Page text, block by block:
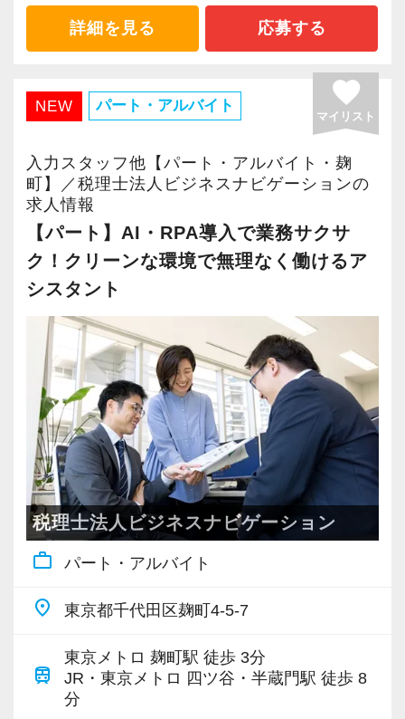
き方に応じて調整いたします。
業務内容は、記帳代行や税理士補助業務が中心
となりますが、キャリアアップのゴールとして
は財務や管理体制などのサポートなどができ、
経営者の重要なパートナーとなれる人材を想定
しています。
また、弊社代表が公認会計士でもあることか
ら、興味がある方には、税務のみならず以下の
ような多様なチャレンジの機会も提供していま
す。
務：クライアントの買収・合併プロジェクトに
おける財務面でのアドバイスやデューデリジェ
ンス業務
● 融資や資金調達などの財務コンサルティン
グ：資金調達のための戦略立案や、融資プロセ
スのサポート業務
● クライアントと共に未来を考える事業計画作
成支援業務：事業拡大や新規事業立ち上げに向
けた計画を策定し、実現に向けた伴走支援業務
● IPOを目指すクライアントへの伴走支援業務：
株式公開を目指すクライアントに対し、財務報
告の整備、ガバナンス構築のサポートなどを行
い、IPO成功に向けての伴走支援業務
これらの業務を通じて、クライアントの持続可
例ミーティングを行い、情報共有も行っていま
す）
◉ 充実の社内研修制度！
ゼロベースでは、社内研修制度を用意し、ス
キルアップを目指したい方を応援しています。
『頑張る人には頑張れる環境の準備を』を一
つのテーマに、社内研修制度を用意していま
す。
◉ 人事評価制度の導入！
ゼロベースでは、『公平な評価制度』を大切
にしています。
正社員でもアルバイトでも『同一の仕事は同
一の評価』を目指した人事評価制度を導入・運
用しています。
スタッフの努力が評価に反映し、しっかりと
給与・年収アップを目指す方々を支援していま
す。
また、一定の資格を保有される方には、資格
手当を毎月支給し、資格取得も応援していま
ゼロベースでは、1つのお客様に2名のスタッ
フを配置し、休暇が取りやすい体制を目指して
います。
客様にも認められる。
この好循環を繰り返していくことで、100年続く
たいと思っています。
充実した待遇や評価制度、働きやすさの整備な
す。
【頑張るほど収入も増える明確な評価体制】
担当する顧問先の売上や新規開拓など、複数の
項目ごとに評価基準を設け成果に応じてインセ
ンティブを支給しています。
頑張るほど収入もUP！
中には固定給＋20万～40万円のインセンティブ
をほぼ毎月受け取っている人もいますよ♪
ただ、これらはあくまで個別の成果として固定
給以上の部分を評価・還元するためのものとし
て実施しています。
「営業ノルマ」は特に定めていませんのでご安
心ください。
り！》
円～300万円以上UPした人も少なくありません♪
当法人に転職してきたほとんどの先輩は前職よ
税務会計業界を全く知らない状態から今では最
前線で活躍し、中には資格の取得に成功した先
輩も多数在籍しており、社員全員に平等なチャ
《対面コミュニケーションを大切にする税理士
法人》
スバルの特徴として、何よりも「対面」で話す
ことを大切にしています。
感染症対策や業務効率の面から、最近ではオン
ラインをベースにしたサポートを行う事務所も
少なくありません。
もちろん、私たちも必要に応じてZoomやメー
ル、チャットなどを連絡・打ち合わせの手段と
して使うことはあります。
しかし、オンラインだけでは発生しにくい他愛
ない雑談や愚痴などのコミュニケーションを通
じて、新しいご相談やご紹介をいただけるケー
スも往々にしてあります。
例えば、打ち合わせやお客様との食事で
て…」
「●●さんにだけ教えるけど…」
といったシチュエーションもしばしば。
詳細を見る 応募する
NEW パート・アルバイト favorite
マイリスト
入力スタッフ他【パート・アルバイト・麹
町】／税理士法人ビジネスナビゲーションの
求人情報
【パート】AI・RPA導入で業務サクサ
ク！クリーンな環境で無理なく働けるア
シスタント
税理士法人ビジネスナビゲーション
work_outline パート・アルバイト
place 東京都千代田区麹町4-5-7
train
東京メトロ 麹町駅 徒歩 3分
JR・東京メトロ 四ツ谷・半蔵門駅 徒歩 8
分